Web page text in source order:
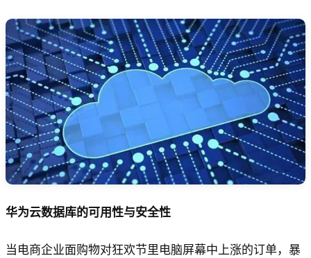
华为云数据库的可用性与安全性
当电商企业面购物对狂欢节里电脑屏幕中上涨的订单，暴